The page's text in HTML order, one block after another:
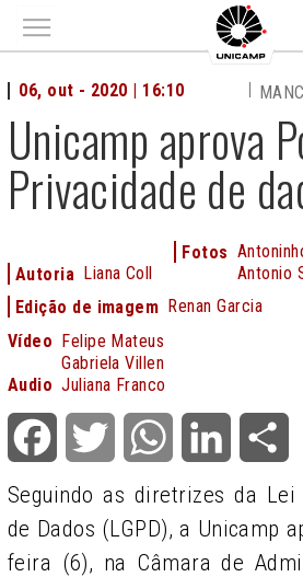
Main menu
Unicamp aprova
Privacidade de
06, out - 2020 | 16:10
Autoria Liana Coll
Fotos
Antonio
Edição de imagem Renan Garcia
Vídeo Felipe Mateus
Gabriela Villen
Audio Juliana Franco
Facebook Twitter WhatsApp LinkedIn
Seguindo as diretrizes da
de Dados (LGPD), a Unicamp
feira (6), na Câmara de